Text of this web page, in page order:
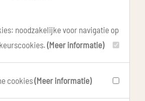
noodzakelijke voor navigatie op
(Meer informatie)
cookies(Meer informatie)